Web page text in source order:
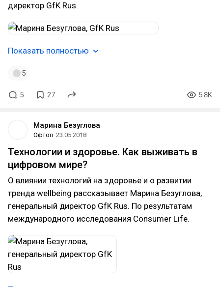
директор GfK Rus.
Показать полностью
5
5 27 5.8K
Марина Безуглова
Офтоп 23.05.2018
Технологии и здоровье. Как выживать в
цифровом мире?
О влиянии технологий на здоровье и о развитии
тренда wellbeing рассказывает Марина Безуглова,
генеральный директор GfK Rus. По результатам
международного исследования Consumer Life.